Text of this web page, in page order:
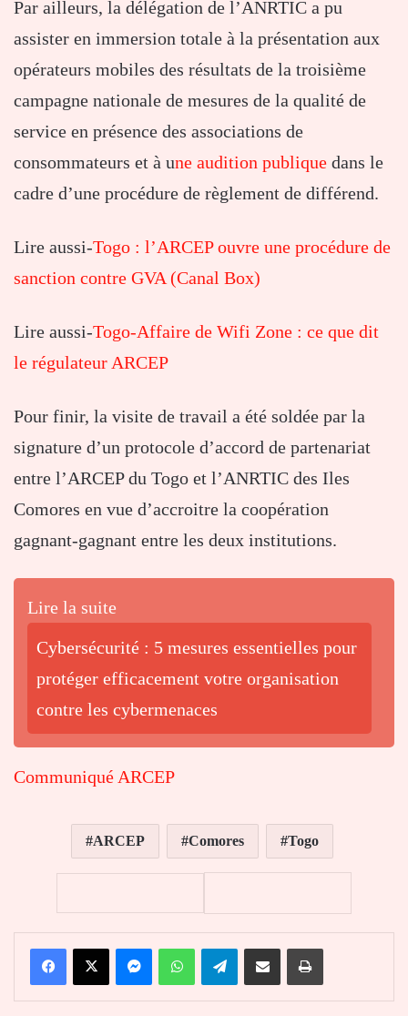
Par ailleurs, la délégation de l’ANRTIC a pu
assister en immersion totale à la présentation aux
opérateurs mobiles des résultats de la troisième
campagne nationale de mesures de la qualité de
service en présence des associations de
consommateurs et à une audition publique dans le
cadre d’une procédure de règlement de différend.
Lire aussi-Togo : l’ARCEP ouvre une procédure de
sanction contre GVA (Canal Box)
Lire aussi-Togo-Affaire de Wifi Zone : ce que dit
le régulateur ARCEP
Pour finir, la visite de travail a été soldée par la
signature d’un protocole d’accord de partenariat
entre l’ARCEP du Togo et l’ANRTIC des Iles
Comores en vue d’accroitre la coopération
gagnant-gagnant entre les deux institutions.
Lire la suite
Cybersécurité : 5 mesures essentielles pour
protéger efficacement votre organisation
contre les cybermenaces
Communiqué ARCEP
ARCEP Comores Togo
FacebookX MessengerWhatsAppTelegramPartager par email Imprimer